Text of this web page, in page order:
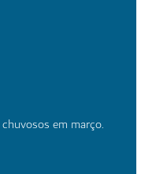
em março.